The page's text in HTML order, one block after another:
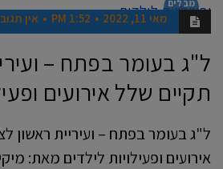
מבלים
בראשון מאי 11, 2022 1:52 PM אין
ל"ג בעומר בפתח –
תקיים שלל אירועים
ל"ג בעומר בפתח – ועיריית ראשון
אירועים ופעילויות לילדים מאת: